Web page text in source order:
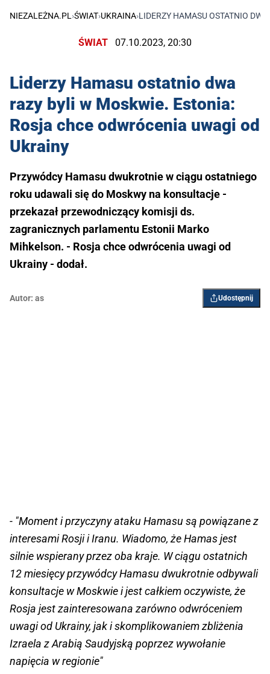
NIEZALEŻNA.PL ›ŚWIAT›UKRAINA›LIDERZY HAMASU OSTATNIO
ŚWIAT 07.10.2023, 20:30
Liderzy Hamasu ostatnio dwa
razy byli w Moskwie. Estonia:
Rosja chce odwrócenia uwagi od
Ukrainy
Przywódcy Hamasu dwukrotnie w ciągu ostatniego
roku udawali się do Moskwy na konsultacje -
przekazał przewodniczący komisji ds.
zagranicznych parlamentu Estonii Marko
Mihkelson. - Rosja chce odwrócenia uwagi od
Ukrainy - dodał.
Autor: as Udostępnij
- "Moment i przyczyny ataku Hamasu są powiązane z
interesami Rosji i Iranu. Wiadomo, że Hamas jest
silnie wspierany przez oba kraje. W ciągu ostatnich
12 miesięcy przywódcy Hamasu dwukrotnie odbywali
konsultacje w Moskwie i jest całkiem oczywiste, że
Rosja jest zainteresowana zarówno odwróceniem
uwagi od Ukrainy, jak i skomplikowaniem zbliżenia
Izraela z Arabią Saudyjską poprzez wywołanie
napięcia w regionie"